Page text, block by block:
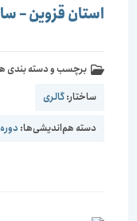
استان قزوین – سال 97
برچسب و دسته بندی های
ساختار:گالری
دسته هم‌اندیشی‌ها:دوره